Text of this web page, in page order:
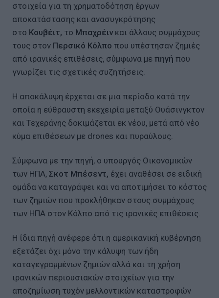
στοιχεία για τη χρηματοδότηση έργων
αποκατάστασης και ανασυγκρότησης
στο Κουβέιτ, το Μπαχρέινκαι άλλους συμμάχους
τους στον Περσικό Κόλπο που υπέστησαν ζημιές
από ιρανικές επιθέσεις, σύμφωνα με πηγή που
γνωρίζει τις σχετικές συζητήσεις.
Η αποκάλυψη έρχεται σε μια περίοδο κατά την
οποία η εύθραυστη εκεχειρία μεταξύ Ουάσινγκτον
και Τεχεράνης δοκιμάζεται εκ νέου, μετά από νέο
κύμα επιθέσεων με drones και πυραύλους.
Σύμφωνα με την πηγή, ο υπουργός Οικονομικών
των ΗΠΑ, Σκοτ Μπέσεντ, έχει αναθέσει σε ειδική
ομάδα να καταγράψει και να αποτιμήσει το κόστος
των ζημιών που προκλήθηκαν στους συμμάχους
των ΗΠΑ στον Κόλπο από τις ιρανικές επιθέσεις.
Η ίδια πηγή ανέφερε ότι η αμερικανική κυβέρνηση
εξετάζει όχι μόνο την κάλυψη των ήδη
καταγεγραμμένων ζημιών αλλά και τη χρήση
ιρανικών περιουσιακών στοιχείων για την
αποζημίωση τυχόν μελλοντικών καταστροφών